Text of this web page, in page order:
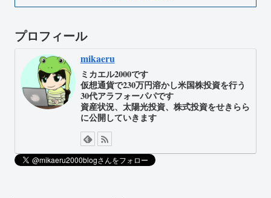
プロフィール
mikaeru
ミカエル2000です
仮想通貨で230万円溶かし米国株投資を行う
30代アラフォーパパです
資産状況、太陽光投資、株式投資をせきらら
に公開していきます